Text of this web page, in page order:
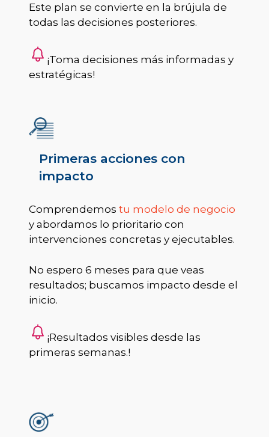
Este plan se convierte en la brújula de
todas las decisiones posteriores.
¡Toma decisiones más informadas y
estratégicas!
Primeras acciones con
impacto
Comprendemos tu modelo de negocio
y abordamos lo prioritario con
intervenciones concretas y ejecutables.
No espero 6 meses para que veas
resultados; buscamos impacto desde el
inicio.
¡Resultados visibles desde las
primeras semanas.!